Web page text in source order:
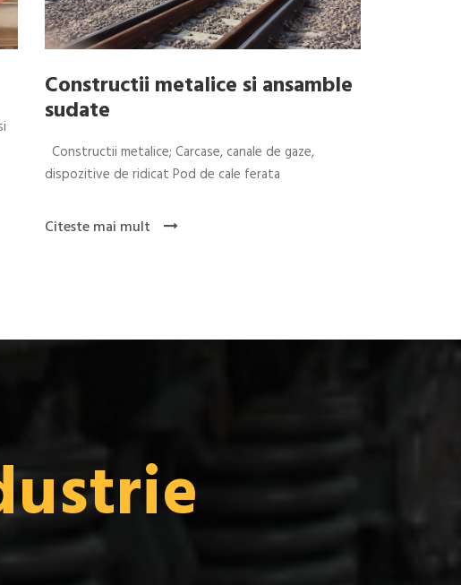
Constructii metalice si ansamble
sudate
Constructii metalice; Carcase, canale de gaze,
dispozitive de ridicat Pod de cale ferata
Citeste mai mult